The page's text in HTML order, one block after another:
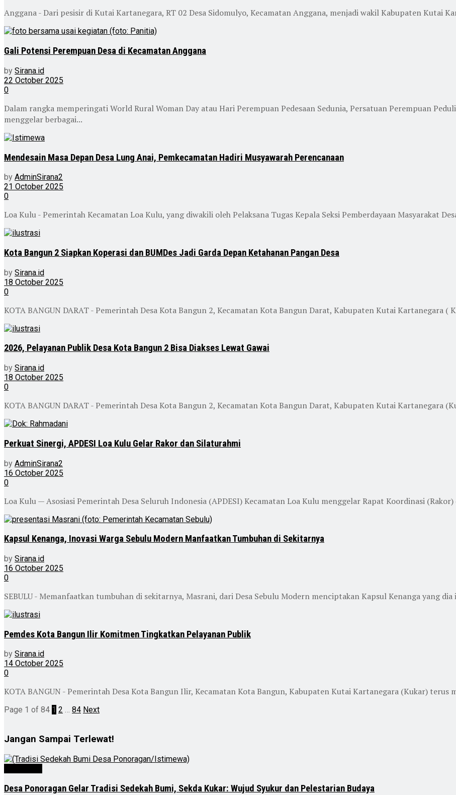
Anggana - Dari pesisir di Kutai Kartanegara, RT 02 Desa Sidomulyo, Kecamatan Anggana, menjadi wakil Kabupaten Kutai
Gali Potensi Perempuan Desa di Kecamatan Anggana
by Sirana.id
22 October 2025
0
Dalam rangka memperingati World Rural Woman Day atau Hari Perempuan Pedesaan Sedunia, Persatuan Perempuan
menggelar berbagai...
Mendesain Masa Depan Desa Lung Anai, Pemkecamatan Hadiri Musyawarah Perencanaan
by AdminSirana2
21 October 2025
0
Loa Kulu - Pemerintah Kecamatan Loa Kulu, yang diwakili oleh Pelaksana Tugas Kepala Seksi Pemberdayaan Masyarakat
Kota Bangun 2 Siapkan Koperasi dan BUMDes Jadi Garda Depan Ketahanan Pangan Desa
by Sirana.id
18 October 2025
0
KOTA BANGUN DARAT - Pemerintah Desa Kota Bangun 2, Kecamatan Kota Bangun Darat, Kabupaten Kutai Kartanegara (
2026, Pelayanan Publik Desa Kota Bangun 2 Bisa Diakses Lewat Gawai
by Sirana.id
18 October 2025
0
KOTA BANGUN DARAT - Pemerintah Desa Kota Bangun 2, Kecamatan Kota Bangun Darat, Kabupaten Kutai Kartanegara
Perkuat Sinergi, APDESI Loa Kulu Gelar Rakor dan Silaturahmi
by AdminSirana2
16 October 2025
0
Loa Kulu — Asosiasi Pemerintah Desa Seluruh Indonesia (APDESI) Kecamatan Loa Kulu menggelar Rapat Koordinasi
Kapsul Kenanga, Inovasi Warga Sebulu Modern Manfaatkan Tumbuhan di Sekitarnya
by Sirana.id
16 October 2025
0
SEBULU - Memanfaatkan tumbuhan di sekitarnya, Masrani, dari Desa Sebulu Modern menciptakan Kapsul Kenanga yang
Pemdes Kota Bangun Ilir Komitmen Tingkatkan Pelayanan Publik
by Sirana.id
14 October 2025
0
KOTA BANGUN - Pemerintah Desa Kota Bangun Ilir, Kecamatan Kota Bangun, Kabupaten Kutai Kartanegara (Kukar)
Page 1 of 84 1 2 … 84 Next
Jangan Sampai Terlewat!
Desa Ponoragan Gelar Tradisi Sedekah Bumi, Sekda Kukar: Wujud Syukur dan Pelestarian Budaya